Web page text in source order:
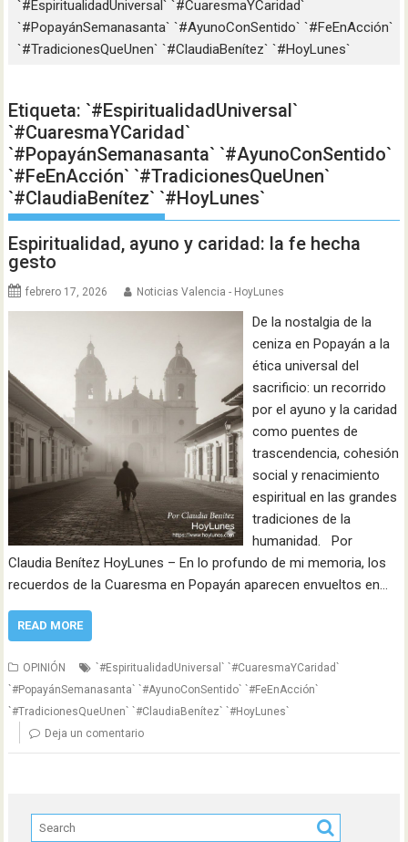
`#EspiritualidadUniversal` `#CuaresmaYCaridad`
`#PopayánSemanasanta` `#AyunoConSentido` `#FeEnAcción`
`#TradicionesQueUnen` `#ClaudiaBenítez` `#HoyLunes`
Etiqueta:`#EspiritualidadUniversal`
`#CuaresmaYCaridad`
`#PopayánSemanasanta` `#AyunoConSentido`
`#FeEnAcción` `#TradicionesQueUnen`
`#ClaudiaBenítez` `#HoyLunes`
Espiritualidad, ayuno y caridad: la fe hecha
gesto
febrero 17, 2026 Noticias Valencia - HoyLunes
De la nostalgia de la
ceniza en Popayán a la
ética universal del
sacrificio: un recorrido
por el ayuno y la caridad
como puentes de
trascendencia, cohesión
social y renacimiento
espiritual en las grandes
tradiciones de la
humanidad. Por
Claudia Benítez HoyLunes – En lo profundo de mi memoria, los
recuerdos de la Cuaresma en Popayán aparecen envueltos en…
READ MORE
OPINIÓN
`#EspiritualidadUniversal` `#CuaresmaYCaridad`
`#PopayánSemanasanta` `#AyunoConSentido` `#FeEnAcción`
`#TradicionesQueUnen` `#ClaudiaBenítez` `#HoyLunes`
Deja un comentario